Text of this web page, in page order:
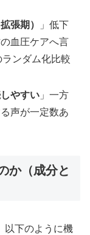
張期）
」低下
血圧ケアへ言
ンダム化比較
やすい 」一方
る声が一定数あ
か（成分と
以下のように機